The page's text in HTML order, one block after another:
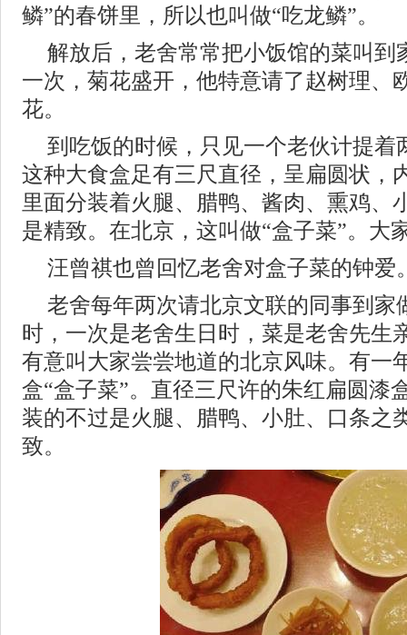
鳞”的春饼里，所以也叫做“吃龙鳞”。
解放后，老舍常常把小饭馆的菜叫到
一次，菊花盛开，他特意请了赵树理、
花。
到吃饭的时候，只见一个老伙计提着
这种大食盒足有三尺直径，呈扁圆状，
里面分装着火腿、腊鸭、酱肉、熏鸡、
是精致。在北京，这叫做“盒子菜”。大
汪曾祺也曾回忆老舍对盒子菜的钟爱
老舍每年两次请北京文联的同事到家
时，一次是老舍生日时，菜是老舍先生
有意叫大家尝尝地道的北京风味。有一
盒“盒子菜”。直径三尺许的朱红扁圆漆
装的不过是火腿、腊鸭、小肚、口条之
致。